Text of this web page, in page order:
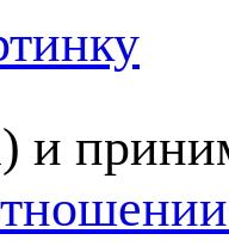
и